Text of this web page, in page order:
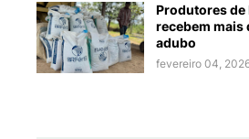
Produtores de
recebem mais
adubo
fevereiro 04,